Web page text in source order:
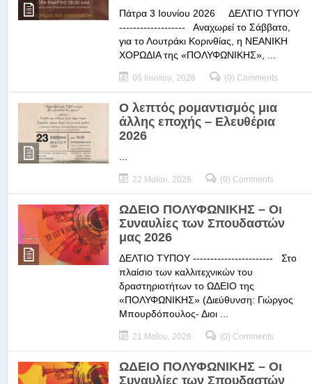
Πάτρα 3 Ιουνίου 2026 ΔΕΛΤΙΟ ΤΥΠΟΥ
------------------- Αναχωρεί το Σάββατο,
για το Λουτράκι Κορινθίας, η ΝΕΑΝΙΚΗ
ΧΟΡΩΔΙΑ της «ΠΟΛΥΦΩΝΙΚΗΣ», ...
05 Ιουνίου, 2026 (0) Comments
Ο λεπτός ρομαντισμός μια
άλλης εποχής – Ελευθέρια
2026
22 Μαΐου, 2026 (0) Comments
ΩΔΕΙΟ ΠΟΛΥΦΩΝΙΚΗΣ – Οι
Συναυλίες των Σπουδαστών
μας 2026
ΔΕΛΤΙΟ ΤΥΠΟΥ ----------------------- Στο
πλαίσιο των καλλιτεχνικών του
δραστηριοτήτων το ΩΔΕΙΟ της
«ΠΟΛΥΦΩΝΙΚΗΣ» (Διεύθυνση: Γιώργος
Μπουρδόπουλος- Διοι ...
21 Μαΐου, 2026 (0) Comments
ΩΔΕΙΟ ΠΟΛΥΦΩΝΙΚΗΣ – Οι
Συναυλίες των Σπουδαστών